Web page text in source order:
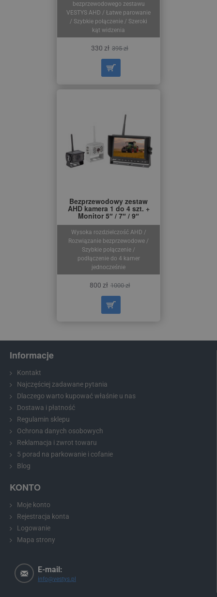
bezprzewodowego zestawu
VESTYS AHD / Łatwe parowanie
/ Szybkie połączenie / Szeroki
kąt widzenia
330 zł 395 zł
Wysoka rozdzielczość AHD /
Rozwiązanie bezprzewodowe /
Szybkie połączenie /
podłączenie do 4 kamer
jednocześnie
Bezprzewodowy zestaw
AHD kamera 1 do 4 szt. +
Monitor 5″ / 7″ / 9″
800 zł 1000 zł
Informacje
Kontakt
Najczęściej zadawane pytania
Dlaczego warto kupować właśnie u nas
Dostawa i płatność
Regulamin sklepu
Ochrona danych osobowych
Reklamacja i zwrot towaru
5 porad na parkowanie i cofanie
Blog
KONTO
Moje konto
Rejestracja konta
Logowanie
Mapa strony
E-mail:
info@vestys.pl